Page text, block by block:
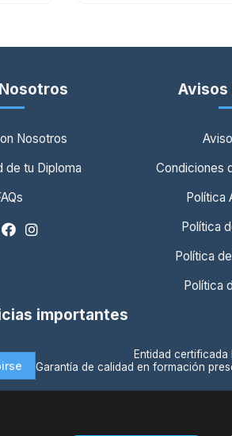
Nosotros
de tu Diploma
Avisos
Condiciones
Política
Política
Política
Política
importantes
Entidad certificada
Garantía de calidad en formación